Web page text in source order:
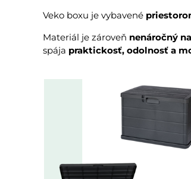
Veko boxu je vybavené
Materiál je zároveň nenáročný
spája praktickosť, odolnosť a